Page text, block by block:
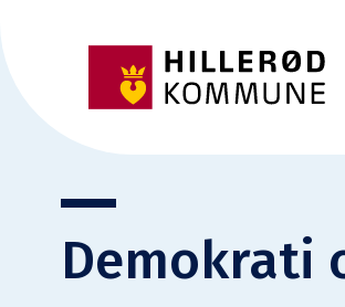
Demokrati